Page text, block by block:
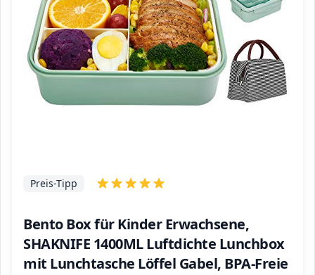
Bento Box für Kinder Erwachsene,
SHAKNIFE 1400ML Luftdichte Lunchbox
mit Lunchtasche Löffel Gabel, BPA-Freie
Preis-Tipp